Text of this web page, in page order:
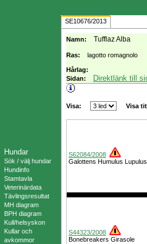
Hundar
Sök / välj hundar
Hundinfo
Stamtavla
Veterinärdata
Tävlingsresultat
MH diagram
BPH diagram
Kull/helsyskon
Kullar och
avkommor
SE10676/2013
Namn: Tufflaz Alba
Ras: lagotto romagnolo
Hårlag:
Sidan:
Direktlänk till
Visa: Visa
S62084/2008
Galottens Humulus Lupulus
S44323/2008
Bonebreakers Girasole